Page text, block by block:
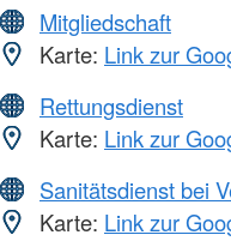
Mitgliedschaft
Karte: Link zur
Rettungsdienst
Karte: Link zur
Sanitätsdienst bei
Karte: Link zur